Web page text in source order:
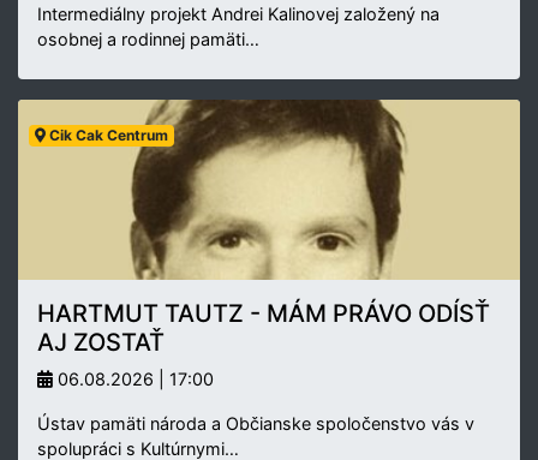
Intermediálny projekt Andrei Kalinovej založený na
osobnej a rodinnej pamäti…
Cik Cak Centrum
HARTMUT TAUTZ - MÁM PRÁVO ODÍSŤ
AJ ZOSTAŤ
06.08.2026 | 17:00
Ústav pamäti národa a Občianske spoločenstvo vás v
spolupráci s Kultúrnymi…